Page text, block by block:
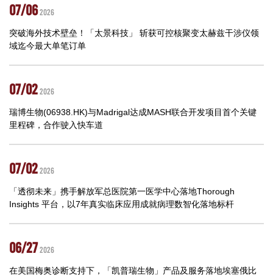
07/062026
突破海外技术壁垒！「太景科技」 斩获可控核聚变太赫兹干涉仪领
域迄今最大单笔订单
07/022026
瑞博生物(06938.HK)与Madrigal达成MASH联合开发项目首个关键
里程碑，合作驶入快车道
07/022026
「透彻未来」携手解放军总医院第一医学中心落地Thorough
Insights 平台，以7年真实临床应用成就病理数智化落地标杆
06/272026
在美国梅奥诊断支持下，「凯普瑞生物」产品及服务落地埃塞俄比